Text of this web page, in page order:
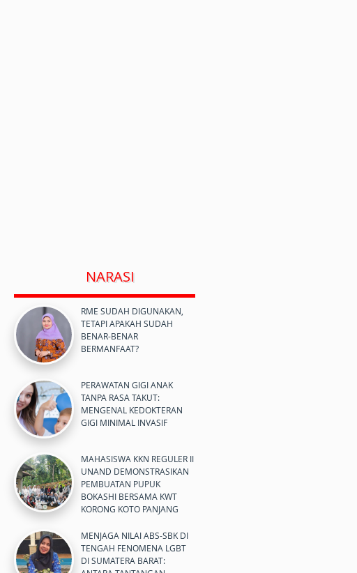
NARASI
RME SUDAH DIGUNAKAN,
TETAPI APAKAH SUDAH
BENAR-BENAR
BERMANFAAT?
PERAWATAN GIGI ANAK
TANPA RASA TAKUT:
MENGENAL KEDOKTERAN
GIGI MINIMAL INVASIF
MAHASISWA KKN REGULER II
UNAND DEMONSTRASIKAN
PEMBUATAN PUPUK
BOKASHI BERSAMA KWT
KORONG KOTO PANJANG
MENJAGA NILAI ABS-SBK DI
TENGAH FENOMENA LGBT
DI SUMATERA BARAT: